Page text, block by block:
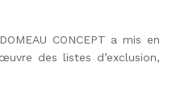
CONCEPT a mis en
des listes d’exclusion,